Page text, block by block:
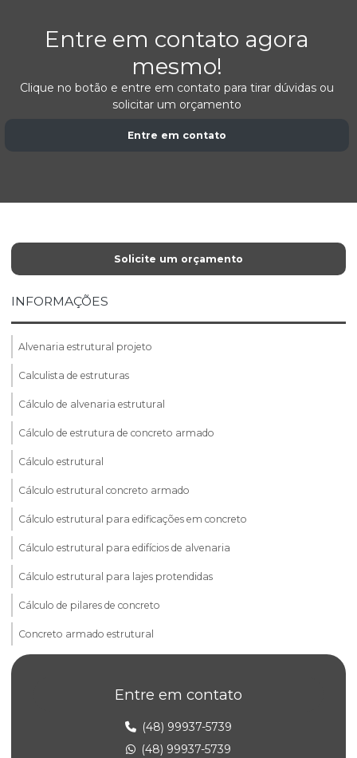
Entre em contato agora
mesmo!
Clique no botão e entre em contato para tirar dúvidas ou
solicitar um orçamento
Entre em contato
Solicite um orçamento
INFORMAÇÕES
Alvenaria estrutural projeto
Calculista de estruturas
Cálculo de alvenaria estrutural
Cálculo de estrutura de concreto armado
Cálculo estrutural
Cálculo estrutural concreto armado
Cálculo estrutural para edificações em concreto
Cálculo estrutural para edifícios de alvenaria
Cálculo estrutural para lajes protendidas
Cálculo de pilares de concreto
Concreto armado estrutural
Elaboração de projeto estrutural
Empresa de projeto concreto protendido
Empresa de projeto estrutural
Entre em contato
(48) 99937-5739
(48) 99937-5739